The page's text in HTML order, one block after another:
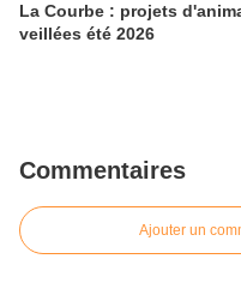
La Courbe : projets
veillées été 2026
Commentaires
Ajouter un